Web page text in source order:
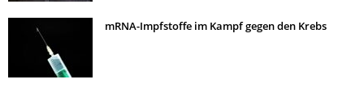
mRNA-Impfstoffe im Kampf gegen den Krebs